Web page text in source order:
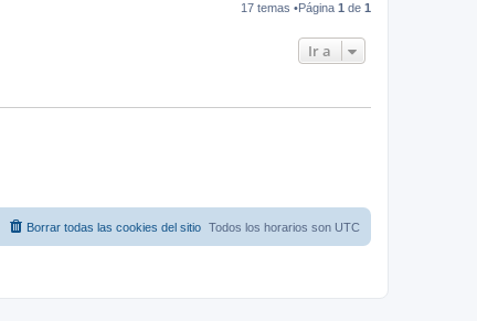
17 temas •Página 1 de 1
Ir a
Todos los horarios son UTC
Borrar todas las cookies del sitio